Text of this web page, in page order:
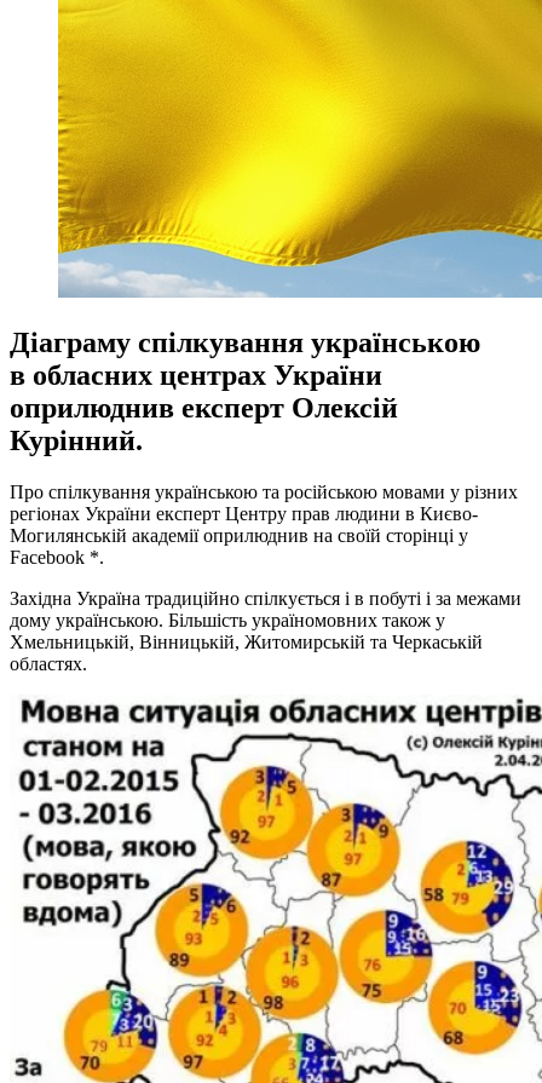
Діаграму спілкування українською
в обласних центрах України
оприлюднив експерт Олексій
Курінний.
Про спілкування українською та російською мовами у різних
регіонах України експерт Центру прав людини в Києво-
Могилянській академії оприлюднив на своїй сторінці у
Facebook *.
Західна Україна традиційно спілкується і в побуті і за межами
дому українською. Більшість україномовних також у
Хмельницькій, Вінницькій, Житомирській та Черкаській
областях.